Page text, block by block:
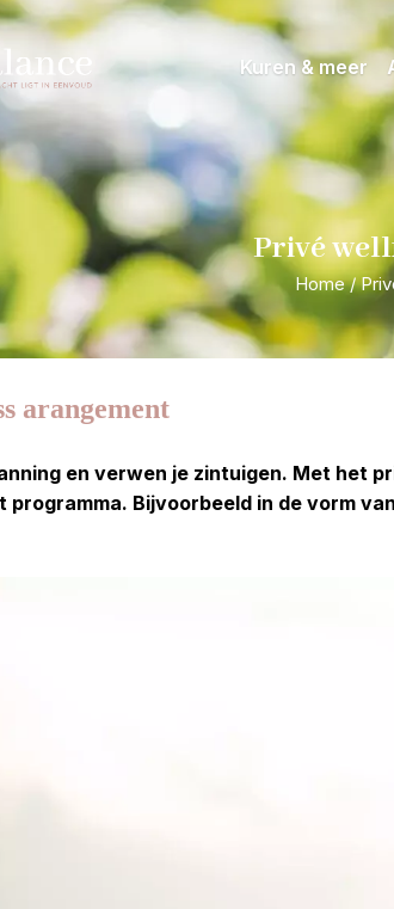
Kuren & meer
Privé
Home/
arangement
en verwen je zintuigen. Met het
programma. Bijvoorbeeld in de vorm